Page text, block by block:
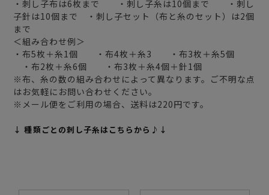
・刺し子布は6枚まで ・刺し子糸は10個まで ・刺し
子針は10個まで ・刺し子セット（布と糸のセット）は2個
まで
＜組み合わせ例＞
・布5枚＋糸1個 ・布4枚＋糸3 ・布3枚＋糸5個
・布2枚＋糸6個 ・布3枚＋糸4個＋針1個
※布、糸の数の組み合わせによって異なります。ご不明な点
はお気軽にお問い合わせください。
※メール便をご利用の場合、送料は220円です。
↓ 種類ごとの刺し子糸はこちらから♪↓